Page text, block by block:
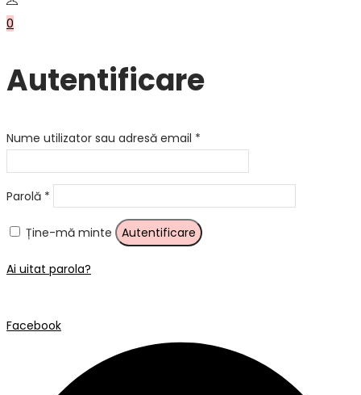
0
Autentificare
Nume utilizator sau adresă email *
Parolă *
Ține-mă minte Autentificare
Ai uitat parola?
Facebook